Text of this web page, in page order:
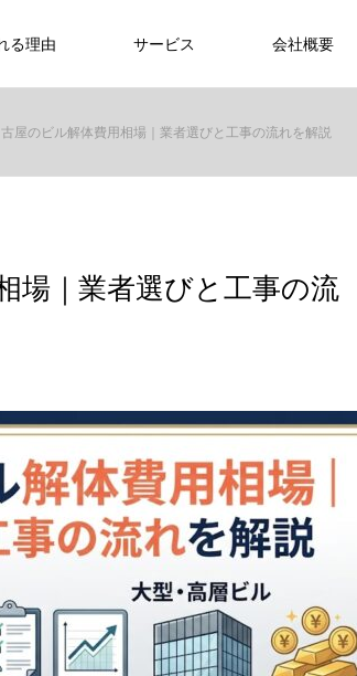
る理由 サービス 会社概要
屋のビル解体費用相場｜業者選びと工事の流れを解説
場｜業者選びと工事の流